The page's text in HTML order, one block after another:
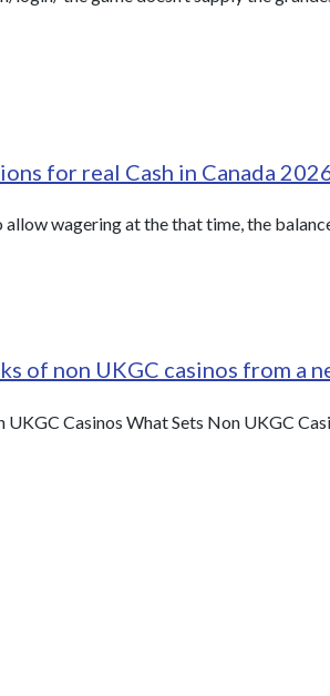
for real Cash in Canada
wagering at the that time, the
of non UKGC casinos from a
UKGC Casinos What Sets Non UKGC